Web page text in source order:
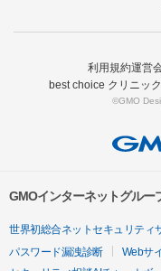
利用規約運営
best choice クリニッ
©GMO
GMOインターネットグルー
世界初総合ネットセキュリティ
パスワード漏洩診断
Webサ